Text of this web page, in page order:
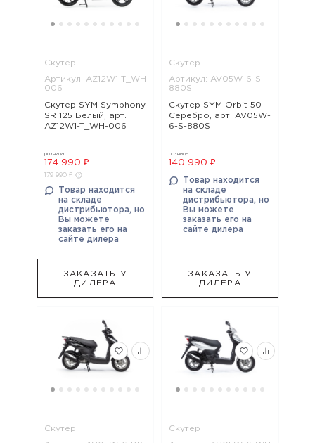
Скутер
Артикул: AZ12W1-T_WH-
006
Скутер SYM Symphony
SR 125 Белый, арт.
AZ12W1-T_WH-006
розница
174 990 ₽
179 990 ₽
Товар находится
на складе
дистрибьютора, но
Вы можете
заказать его на
сайте дилера
ЗАКАЗАТЬ У
ДИЛЕРА
Скутер
Артикул: AV05W-6-S-
880S
Скутер SYM Orbit 50
Серебро, арт. AV05W-
6-S-880S
розница
140 990 ₽
Товар находится
на складе
дистрибьютора, но
Вы можете
заказать его на
сайте дилера
ЗАКАЗАТЬ У
ДИЛЕРА
Скутер Скутер